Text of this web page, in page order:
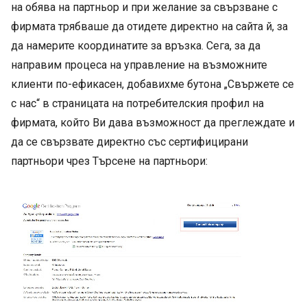
на обява на партньор и при желание за свързване с
фирмата трябваше да отидете директно на сайта й, за
да намерите координатите за връзка. Сега, за да
направим процеса на управление на възможните
клиенти по-ефикасен, добавихме бутона „Свържете се
с нас“ в страницата на потребителския профил на
фирмата, който Ви дава възможност да преглеждате и
да се свързвате директно със сертифицирани
партньори чрез Търсене на партньори: